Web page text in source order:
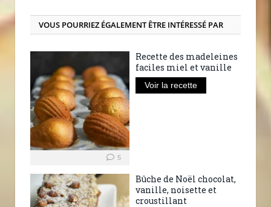
VOUS POURRIEZ ÉGALEMENT ÊTRE INTÉRESSÉ PAR
5
Recette des madeleines
faciles miel et vanille
Voir la recette
Bûche de Noël chocolat,
vanille, noisette et
croustillant